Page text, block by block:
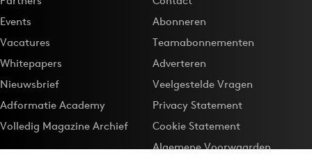
Events
Vacatures
Whitepapers
Nieuwsbrief
Adformatie Academy
Volledig Magazine Archief
Abonneren
Teamabonnementen
Adverteren
Veelgestelde Vragen
Privacy Statement
Cookie Statement
Algemene Voorwaarden